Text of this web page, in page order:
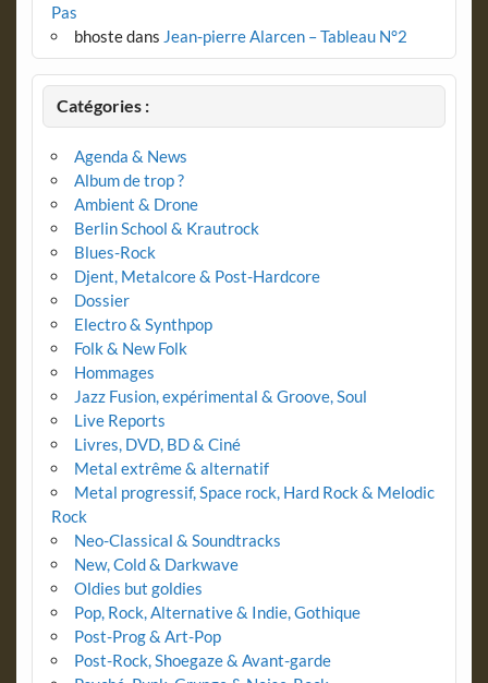
Pas
bhostedans Jean-pierre Alarcen – Tableau N°2
Catégories :
Agenda & News
Album de trop ?
Ambient & Drone
Berlin School & Krautrock
Blues-Rock
Djent, Metalcore & Post-Hardcore
Dossier
Electro & Synthpop
Folk & New Folk
Hommages
Jazz Fusion, expérimental & Groove, Soul
Live Reports
Livres, DVD, BD & Ciné
Metal extrême & alternatif
Metal progressif, Space rock, Hard Rock & Melodic
Rock
Neo-Classical & Soundtracks
New, Cold & Darkwave
Oldies but goldies
Pop, Rock, Alternative & Indie, Gothique
Post-Prog & Art-Pop
Post-Rock, Shoegaze & Avant-garde